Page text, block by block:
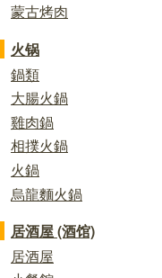
蒙古烤肉
火锅
鍋類
大腸火鍋
雞肉鍋
相撲火鍋
火鍋
烏龍麵火鍋
居酒屋 (酒馆)
居酒屋